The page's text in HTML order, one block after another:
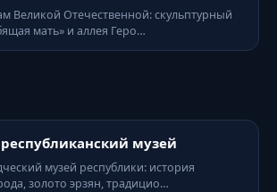
Великой Отечественной: скульптурный
мать» и аллея Геро…
музей
музей республики: история
золото эрзян, традицио…